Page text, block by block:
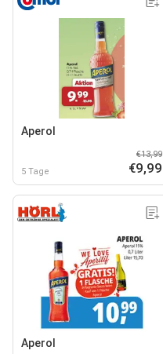
Aperol
5 Tage
€13,99
€9,99
Aperol